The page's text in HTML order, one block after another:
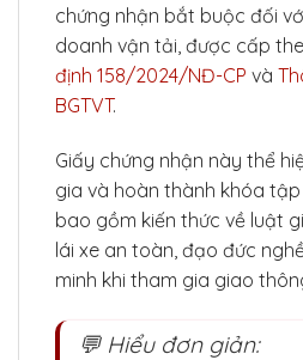
chứng nhận bắt buộc đối
doanh vận tải, được cấp
định 158/2024/NĐ-CP và
BGTVT.
Giấy chứng nhận này thể
gia và hoàn thành khóa
bao gồm kiến thức về luật
lái xe an toàn, đạo đức
minh khi tham gia giao
💬 Hiểu đơn giản: